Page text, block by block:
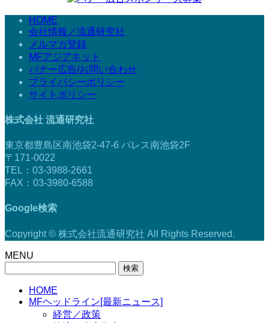
HOME
会社情報／流通研究社
メルマガ登録
MFアジアネット
バナー広告/お問い合わせ
プライバシーポリシー
サイトポリシー
株式会社 流通研究社
東京都豊島区南池袋2-47-6 パレス南池袋2F
〒171-0022
TEL：03-3988-2661
FAX：03-3980-6588
Google検索
Copyright © 株式会社流通研究社 All Rights Reserved.
MENU
HOME
MFヘッドライン[最新ニュース]
経営／政策